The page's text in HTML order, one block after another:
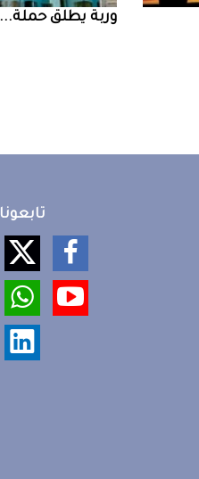
‮‬وربة‮‬‭ ‬يطلق‭ ‬حملة‭ ...
تابعونا